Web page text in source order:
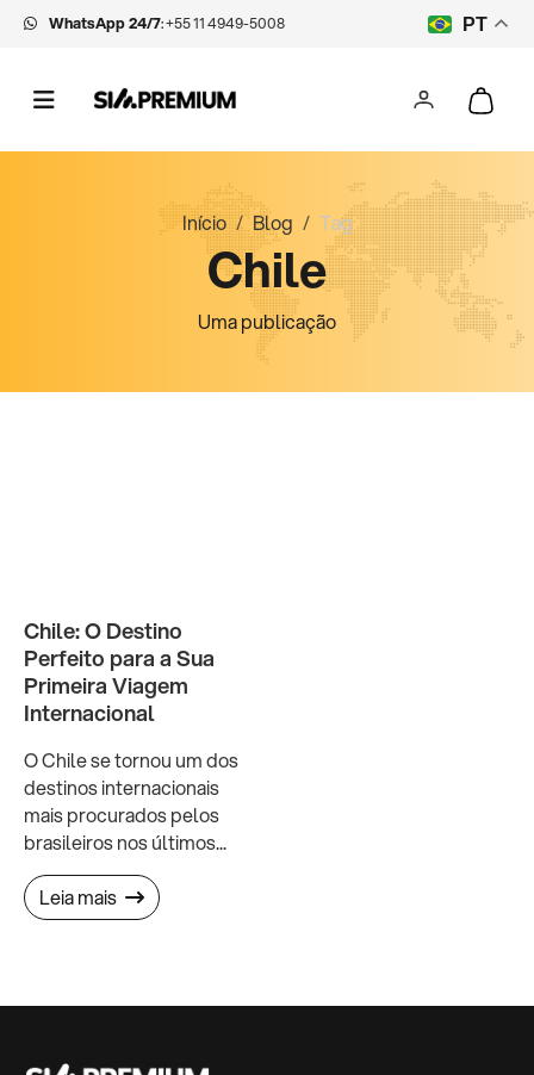
WhatsApp 24/7:+55 11 4949-5008 PT
Início Blog Tag
Chile
Uma publicação
Chile: O Destino
Perfeito para a Sua
Primeira Viagem
Internacional
O Chile se tornou um dos
destinos internacionais
mais procurados pelos
brasileiros nos últimos...
Leia mais